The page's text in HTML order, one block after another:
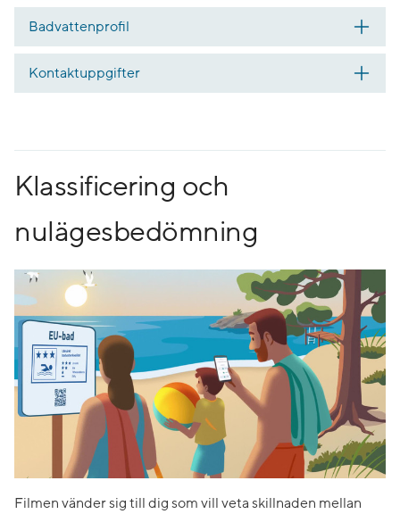
Badvattenprofil
Kontaktuppgifter
Klassificering och
nulägesbedömning
Filmen vänder sig till dig som vill veta skillnaden mellan